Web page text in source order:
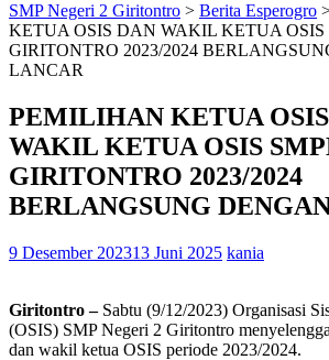
SMP Negeri 2 Giritontro > Berita Esperogro
KETUA OSIS DAN WAKIL KETUA OSIS
GIRITONTRO 2023/2024
LANCAR
PEMILIHAN KETUA
WAKIL KETUA OSIS
GIRITONTRO 2023/2024
BERLANGSUNG
9 Desember 202313 Juni 2025 kania
Giritontro – Sabtu (9/12/2023) Organisasi
(OSIS) SMP Negeri 2 Giritontro
dan wakil ketua OSIS periode 2023/2024.